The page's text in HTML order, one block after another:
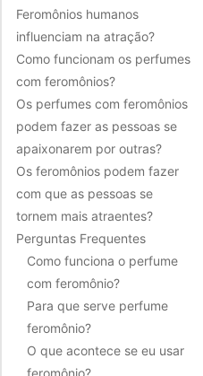
Feromônios humanos
influenciam na atração?
Como funcionam os perfumes
com feromônios?
Os perfumes com feromônios
podem fazer as pessoas se
apaixonarem por outras?
Os feromônios podem fazer
com que as pessoas se
tornem mais atraentes?
Perguntas Frequentes
Como funciona o perfume
com feromônio?
Para que serve perfume
feromônio?
O que acontece se eu usar
feromônio?